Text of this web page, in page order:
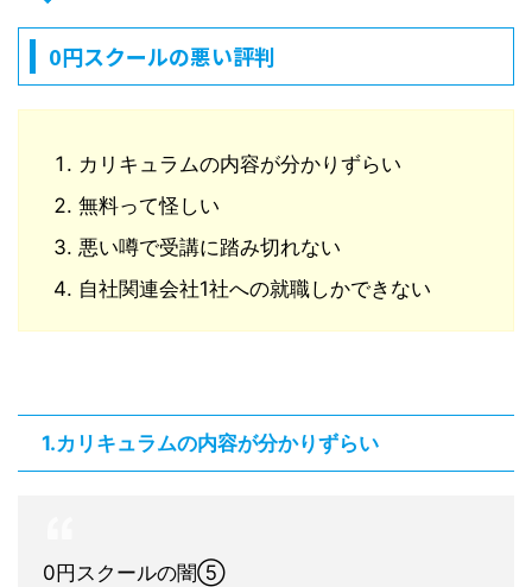
0円スクールの悪い評判
カリキュラムの内容が分かりずらい
無料って怪しい
悪い噂で受講に踏み切れない
自社関連会社1社への就職しかできない
1.カリキュラムの内容が分かりずらい
0円スクールの闇⑤